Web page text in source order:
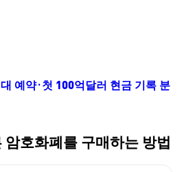
예약·첫 100억달러 현금 기록 분
호화폐를 구매하는 방법